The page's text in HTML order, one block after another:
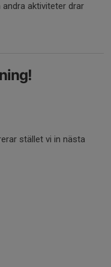
aktiviteter drar
stället vi in nästa